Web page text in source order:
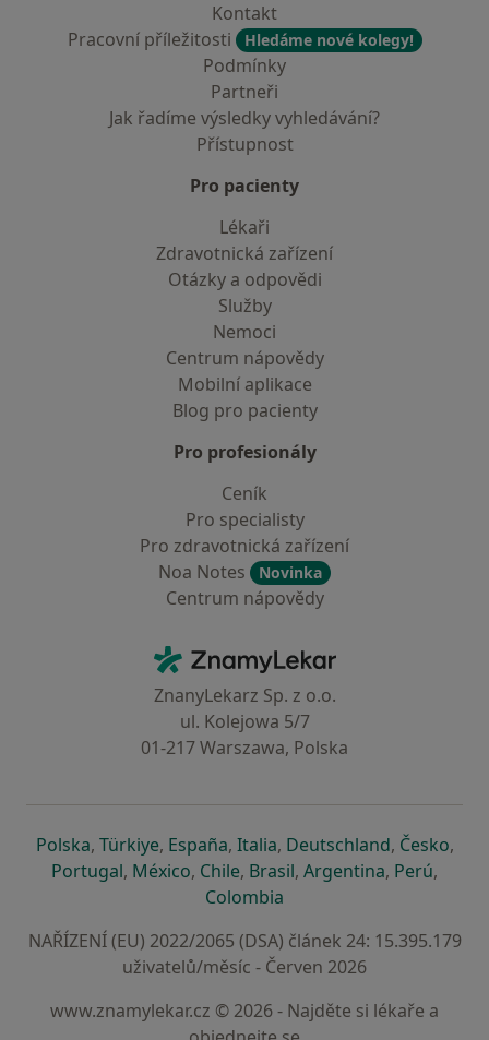
Kontakt
Pracovní příležitosti
Hledáme nové kolegy!
Podmínky
Partneři
Jak řadíme výsledky vyhledávání?
Přístupnost
Pro pacienty
Lékaři
Zdravotnická zařízení
Otázky a odpovědi
Služby
Nemoci
Centrum nápovědy
Mobilní aplikace
Blog pro pacienty
Pro profesionály
Ceník
Pro specialisty
Pro zdravotnická zařízení
Noa Notes
Novinka
Centrum nápovědy
ZnamyLekar - Hlavní stránka
ZnanyLekarz Sp. z o.o.
ul. Kolejowa 5/7
01-217 Warszawa, Polska
Polskase otevře v nové záložce
, Türkiyese otevře v nové záložce
, Españase otevře v nové záložce
, Italiase otevře v nové záložce
, Deutschlandse otevře v
, Českose
,
Portugalse otevře v nové záložce
, Méxicose otevře v nové záložce
, Chilese otevře v nové záložce
, Brasilse otevře v nové
, Argentinase otevře v
, Perúse
,
Colombia
NAŘÍZENÍ (EU) 2022/2065 (DSA) článek 24: 15.395.179
uživatelů/měsíc - Červen 2026
www.znamylekar.cz © 2026 - Najděte si lékaře a